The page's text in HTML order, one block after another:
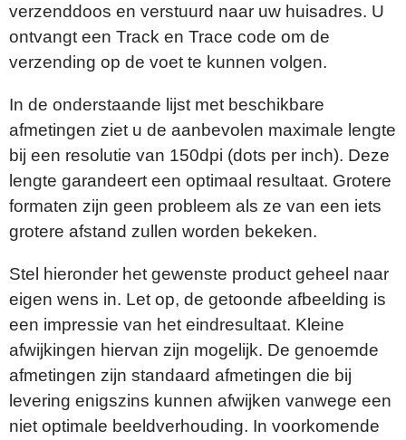
verzenddoos en verstuurd naar uw huisadres. U
ontvangt een Track en Trace code om de
verzending op de voet te kunnen volgen.
In de onderstaande lijst met beschikbare
afmetingen ziet u de aanbevolen maximale lengte
bij een resolutie van 150dpi (dots per inch). Deze
lengte garandeert een optimaal resultaat. Grotere
formaten zijn geen probleem als ze van een iets
grotere afstand zullen worden bekeken.
Stel hieronder het gewenste product geheel naar
eigen wens in. Let op, de getoonde afbeelding is
een impressie van het eindresultaat. Kleine
afwijkingen hiervan zijn mogelijk. De genoemde
afmetingen zijn standaard afmetingen die bij
levering enigszins kunnen afwijken vanwege een
niet optimale beeldverhouding. In voorkomende